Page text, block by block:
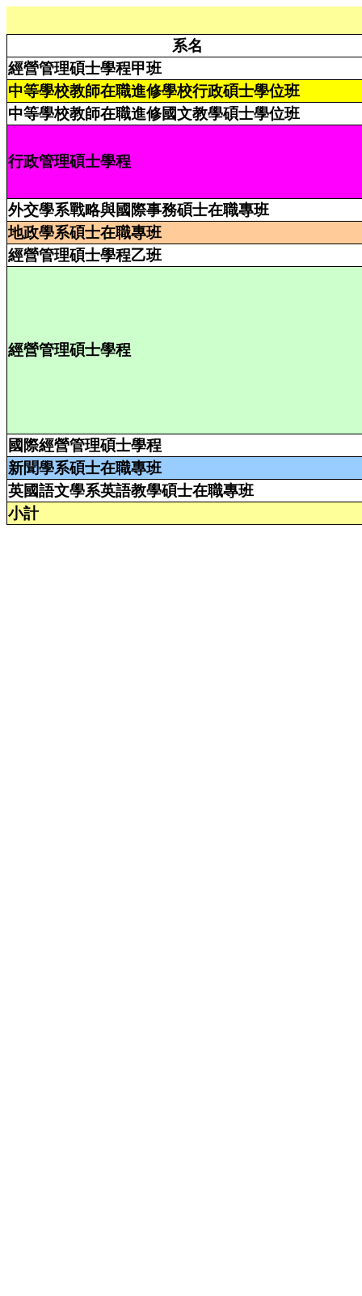
系名
經營管理碩士學程甲班
中等學校教師在職進修學校行政碩士學位班
中等學校教師在職進修國文教學碩士學位班
行政管理碩士學程
外交學系戰略與國際事務碩士在職專班
地政學系碩士在職專班
經營管理碩士學程乙班
經營管理碩士學程
國際經營管理碩士學程
新聞學系碩士在職專班
英國語文學系英語教學碩士在職專班
小計